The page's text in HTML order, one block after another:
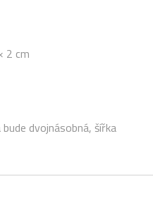
2 cm
dvojnásobná, šířka